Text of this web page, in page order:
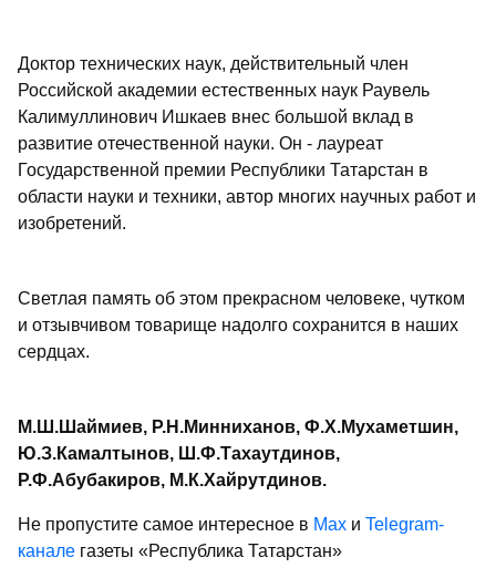
Доктор технических наук, действительный член
Российской академии естественных наук Раувель
Калимуллинович Ишкаев внес большой вклад в
развитие отечественной науки. Он - лауреат
Государственной премии Республики Татарстан в
области науки и техники, автор многих научных работ и
изобретений.
Светлая память об этом прекрасном человеке, чутком
и отзывчивом товарище надолго сохранится в наших
сердцах.
М.Ш.Шаймиев, Р.Н.Минниханов, Ф.Х.Мухаметшин,
Ю.З.Камалтынов, Ш.Ф.Тахаутдинов,
Р.Ф.Абубакиров, М.К.Хайрутдинов.
Не пропустите самое интересное в Max и Telegram-
канале газеты «Республика Татарстан»